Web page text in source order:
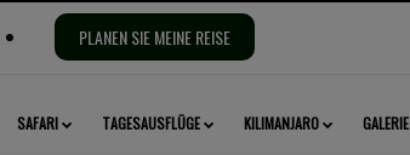
PLANEN SIE MEINE REISE
SAFARI TAGESAUSFLÜGE KILIMANJARO GALERIE